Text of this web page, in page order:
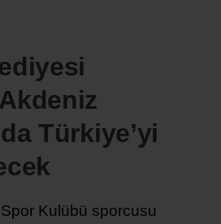
Türkiye’yi
Kulübü sporcusu